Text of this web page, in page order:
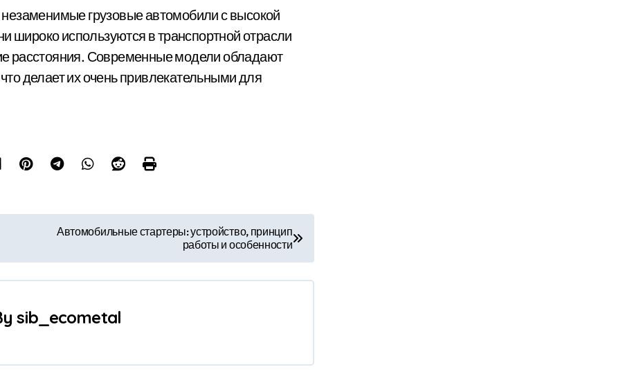
грузовые автомобили с высокой
используются в транспортной отрасли
расстояния. Современные модели обладают
делает их очень привлекательными для
Автомобильные стартеры: устройство, принцип
работы и особенности
sib_ecometal